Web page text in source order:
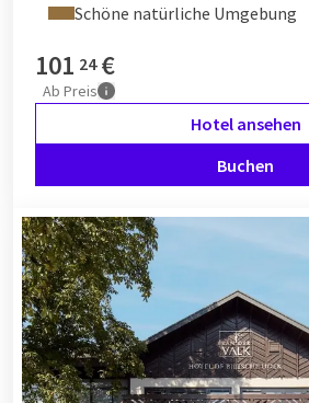
Schöne natürliche Umgebung
101 24 €
Ab Preis
Hotel ansehen
Buchen